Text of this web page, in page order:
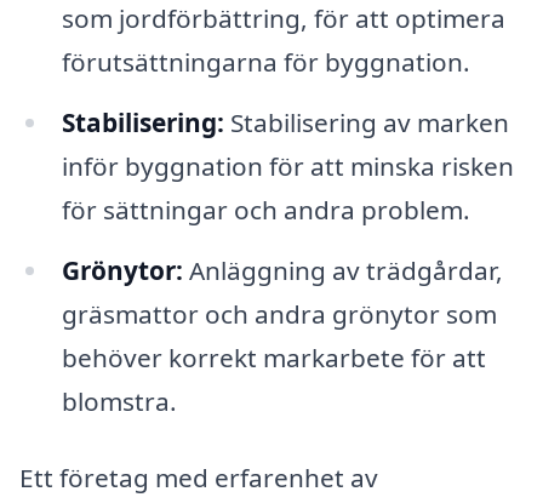
som jordförbättring, för att optimera
förutsättningarna för byggnation.
Stabilisering: Stabilisering av marken
inför byggnation för att minska risken
för sättningar och andra problem.
Grönytor: Anläggning av trädgårdar,
gräsmattor och andra grönytor som
behöver korrekt markarbete för att
blomstra.
Ett företag med erfarenhet av